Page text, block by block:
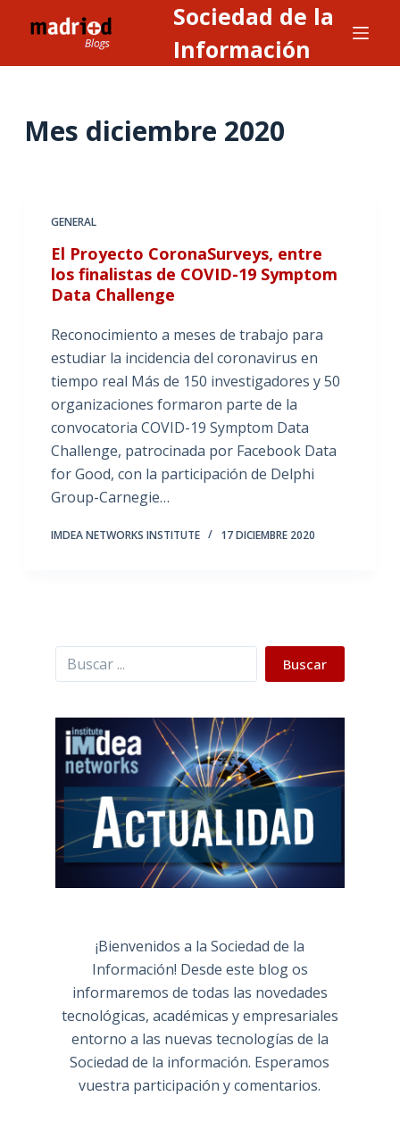
l
Sociedad de la
Información
Mes diciembre 2020
GENERAL
El Proyecto CoronaSurveys, entre
los finalistas de COVID-19 Symptom
Data Challenge
Reconocimiento a meses de trabajo para
estudiar la incidencia del coronavirus en
tiempo real Más de 150 investigadores y 50
organizaciones formaron parte de la
convocatoria COVID-19 Symptom Data
Challenge, patrocinada por Facebook Data
for Good, con la participación de Delphi
Group-Carnegie…
IMDEA NETWORKS INSTITUTE 17 DICIEMBRE 2020
Buscar Buscar
¡Bienvenidos a la Sociedad de la
Información! Desde este blog os
informaremos de todas las novedades
tecnológicas, académicas y empresariales
entorno a las nuevas tecnologías de la
Sociedad de la información. Esperamos
vuestra participación y comentarios.